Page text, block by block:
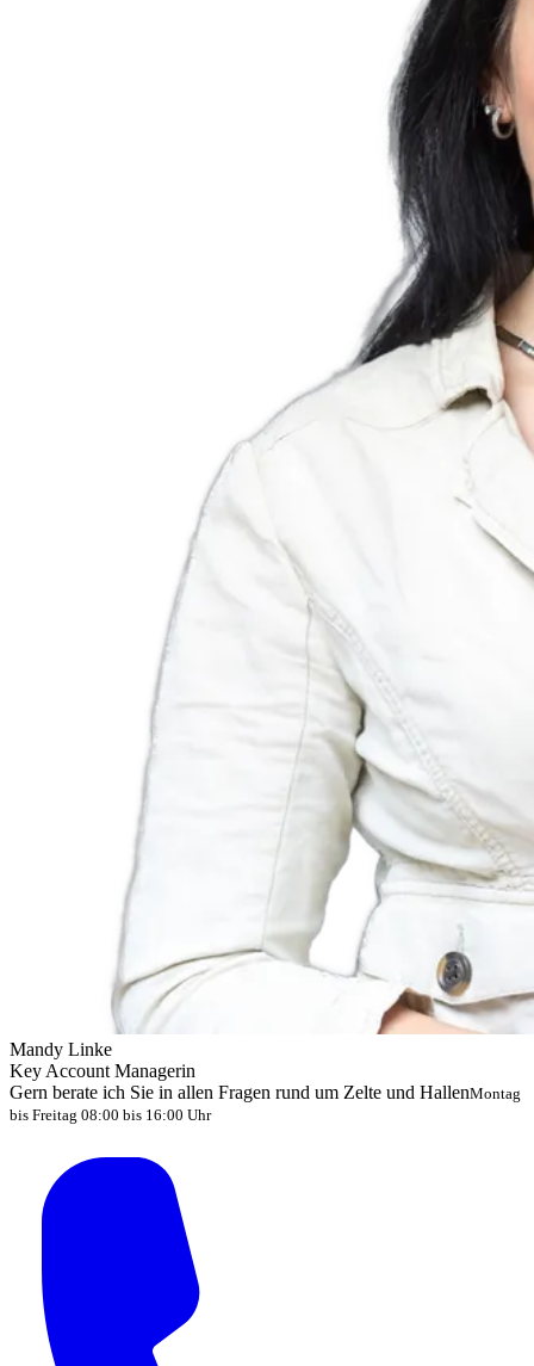
Mandy Linke
Key Account Managerin
Gern berate ich Sie in allen Fragen rund um Zelte und HallenMontag
bis Freitag 08:00 bis 16:00 Uhr